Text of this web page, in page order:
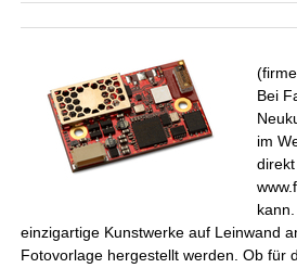
Bei
im
einzigartige Kunstwerke auf Leinwand
Fotovorlage hergestellt werden. Ob für